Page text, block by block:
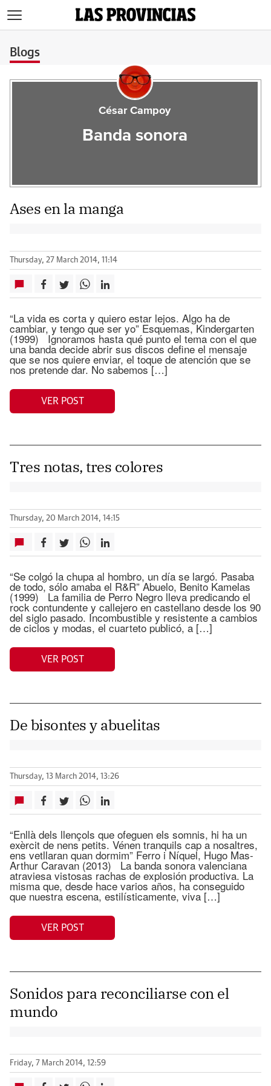
Blogs
César Campoy
Banda sonora
Ases en la manga
Thursday, 27 March 2014, 11:14
“La vida es corta y quiero estar lejos. Algo ha de
cambiar, y tengo que ser yo” Esquemas, Kindergarten
(1999) Ignoramos hasta qué punto el tema con el que
una banda decide abrir sus discos define el mensaje
que se nos quiere enviar, el toque de atención que se
nos pretende dar. No sabemos […]
VER POST
Tres notas, tres colores
Thursday, 20 March 2014, 14:15
“Se colgó la chupa al hombro, un día se largó. Pasaba
de todo, sólo amaba el R&R” Abuelo, Benito Kamelas
(1999) La familia de Perro Negro lleva predicando el
rock contundente y callejero en castellano desde los 90
del siglo pasado. Incombustible y resistente a cambios
de ciclos y modas, el cuarteto publicó, a […]
VER POST
De bisontes y abuelitas
Thursday, 13 March 2014, 13:26
“Enllà dels llençols que ofeguen els somnis, hi ha un
exèrcit de nens petits. Vénen tranquils cap a nosaltres,
ens vetllaran quan dormim” Ferro i Níquel, Hugo Mas-
Arthur Caravan (2013) La banda sonora valenciana
atraviesa vistosas rachas de explosión productiva. La
misma que, desde hace varios años, ha conseguido
que nuestra escena, estilísticamente, viva […]
VER POST
Sonidos para reconciliarse con el
mundo
Friday, 7 March 2014, 12:59